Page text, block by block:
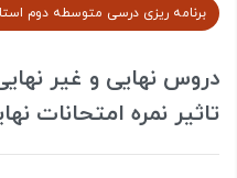
برنامه ریزی درسی متوسطه دوم
دروس نهایی و غیر
تاثیر نمره امتحانات